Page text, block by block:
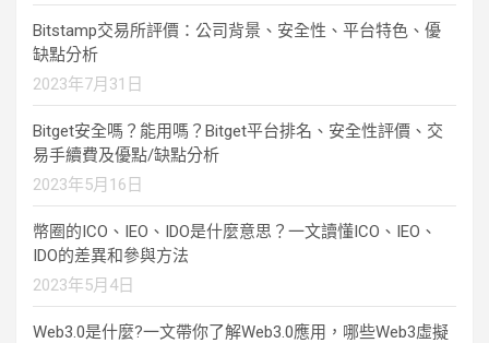
Bitstamp交易所評價：公司背景、安全性、平台特色、優
缺點分析
2023年7月31日
Bitget安全嗎？能用嗎？Bitget平台排名、安全性評價、交
易手續費及優點/缺點分析
2023年5月16日
幣圈的ICO、IEO、IDO是什麼意思？一文讀懂ICO、IEO、
IDO的差異和參與方法
2023年5月4日
Web3.0是什麼?一文帶你了解Web3.0應用，哪些Web3虛擬